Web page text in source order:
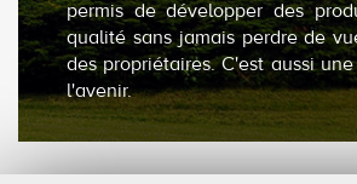
permis de développer des
qualité sans jamais perdre de
des propriétaires. C'est aussi
l'avenir.